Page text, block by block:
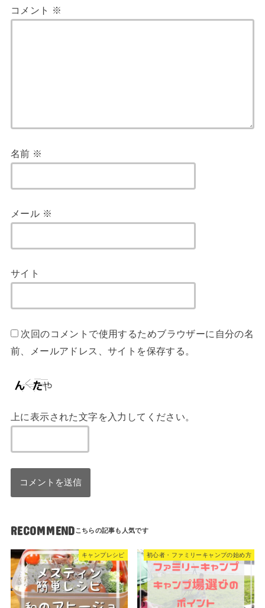
コメント ※
名前 ※
メール ※
サイト
次回のコメントで使用するためブラウザーに自分の名
前、メールアドレス、サイトを保存する。
上に表示された文字を入力してください。
RECOMMEND
キャンプレシピ 初心者・ファミリーキャンプの始め方